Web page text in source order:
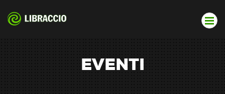
EVENTI